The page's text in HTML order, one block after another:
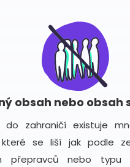
obsah nebo obsah
do zahraničí existuje
se liší jak podle
přepravců nebo typu